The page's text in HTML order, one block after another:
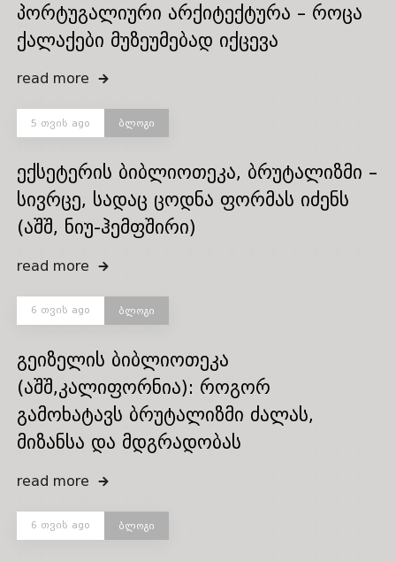
პორტუგალიური არქიტექტურა – როცა
ქალაქები მუზეუმებად იქცევა
read more
5 თვის ago ბლოგი
ექსეტერის ბიბლიოთეკა, ბრუტალიზმი –
სივრცე, სადაც ცოდნა ფორმას იძენს
(აშშ, ნიუ-ჰემფშირი)
read more
6 თვის ago ბლოგი
გეიზელის ბიბლიოთეკა
(აშშ,კალიფორნია): როგორ
გამოხატავს ბრუტალიზმი ძალას,
მიზანსა და მდგრადობას
read more
6 თვის ago ბლოგი